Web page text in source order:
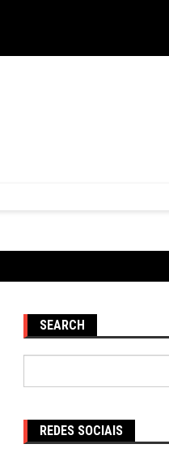
Delírios de Hamilton celebra
SEARCH
REDES SOCIAIS